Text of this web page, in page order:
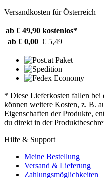
Versandkosten für Österreich
ab € 49,90 kostenlos*
ab € 0,00 € 5,49
* Diese Lieferkosten fallen bei
können weitere Kosten, z. B.
Eigenschaften der Produkte,
du direkt in der
Hilfe & Support
Meine Bestellung
Versand & Lieferung
Zahlungsmöglichkeiten